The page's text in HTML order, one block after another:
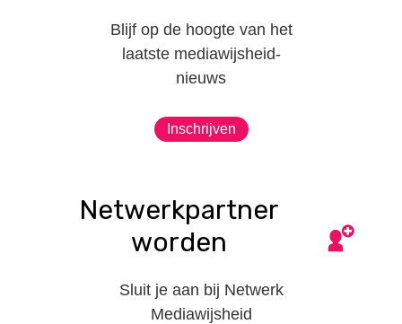
Blijf op de hoogte van het
laatste mediawijsheid-
nieuws
Inschrijven
Netwerkpartner
worden
Sluit je aan bij Netwerk
Mediawijsheid